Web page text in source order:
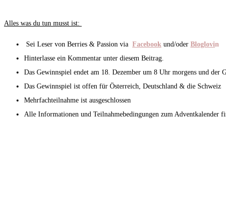
Alles was du tun musst ist:
Sei Leser von Berries & Passion via Facebook und/oder Bloglovin
Hinterlasse ein Kommentar unter diesem Beitrag.
Das Gewinnspiel endet am 18. Dezember um 8 Uhr morgens und
Das Gewinnspiel ist offen für Österreich, Deutschland & die Schweiz
Mehrfachteilnahme ist ausgeschlossen
Alle Informationen und Teilnahmebedingungen zum Adventkalender